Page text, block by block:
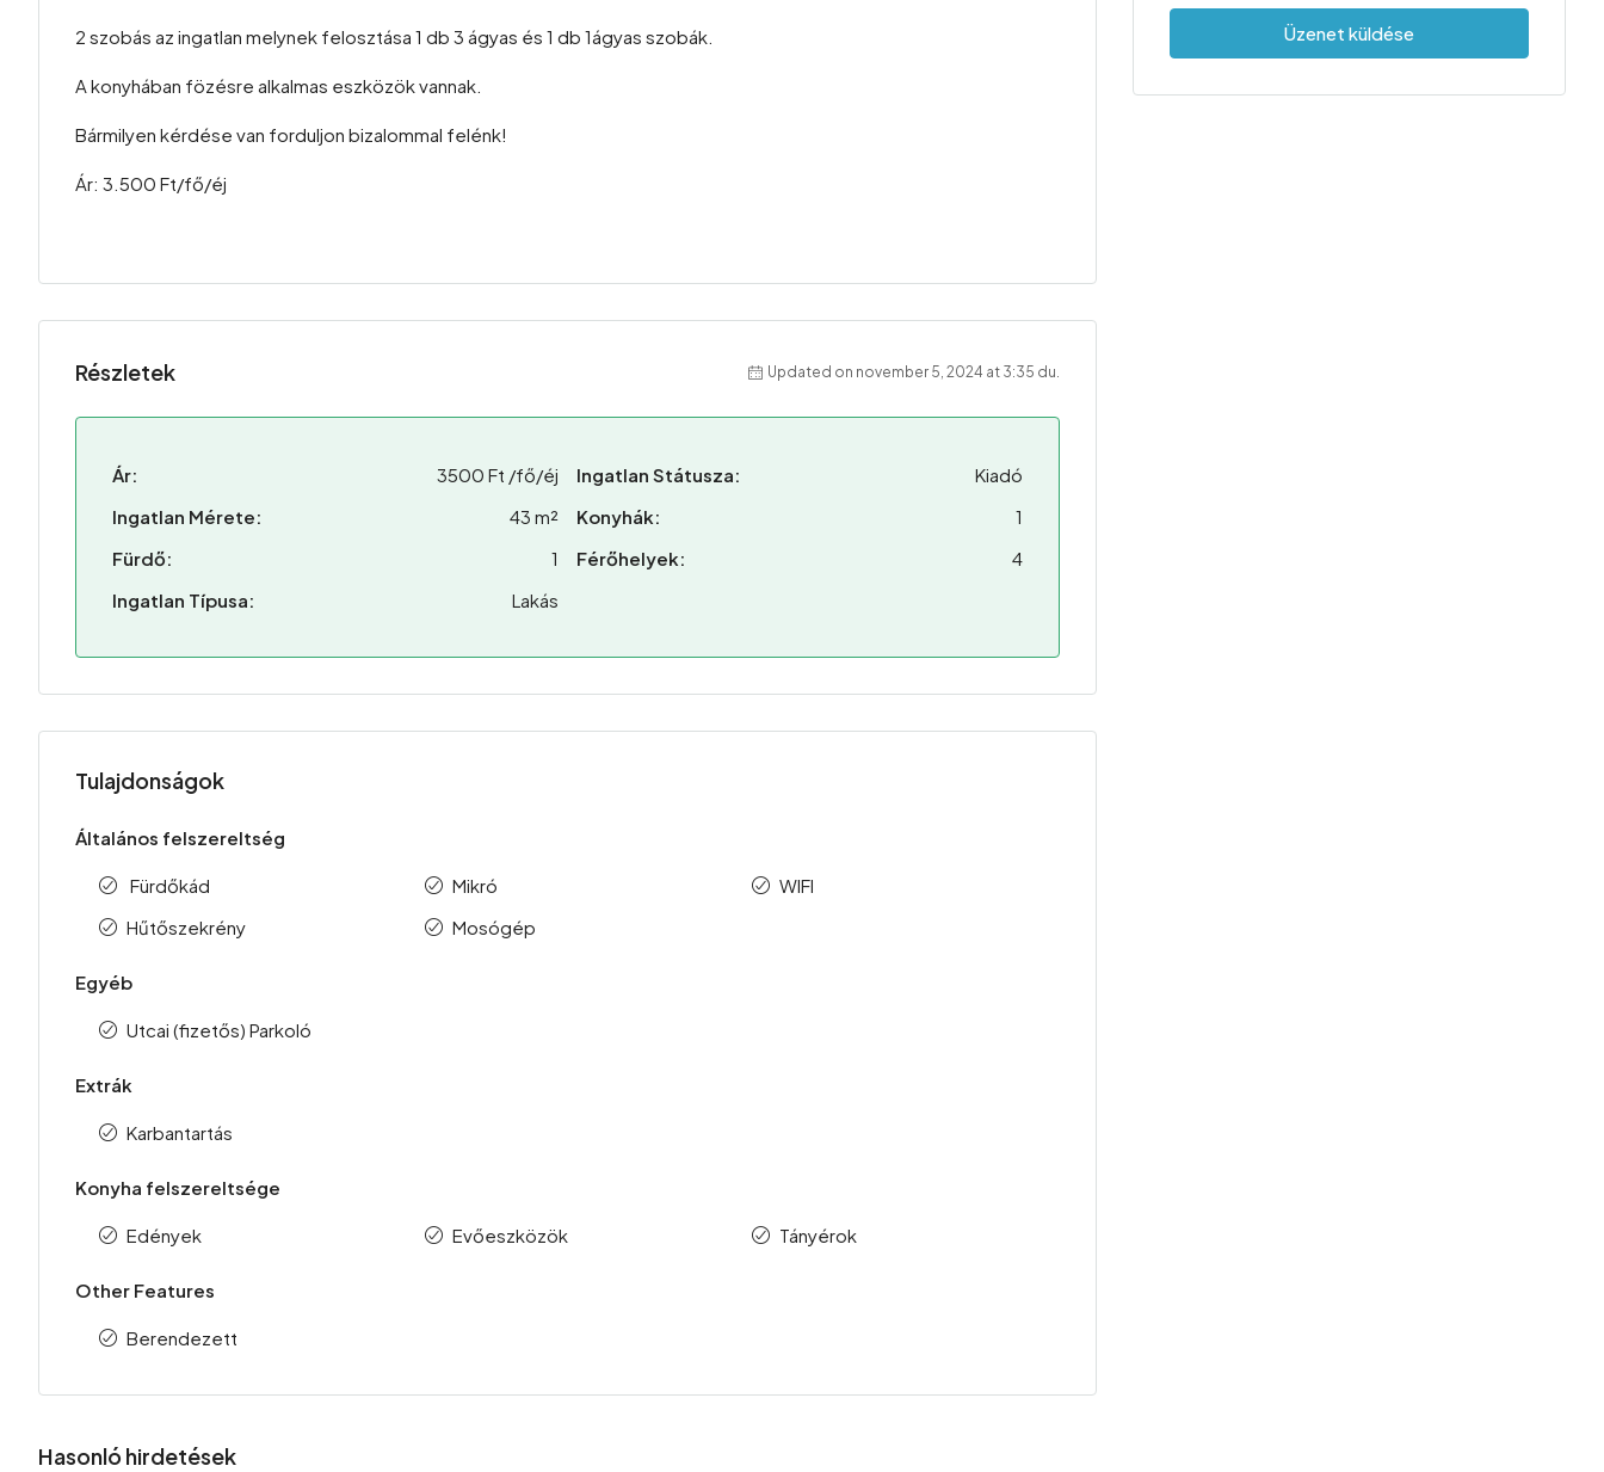
2 szobás az ingatlan melynek felosztása 1 db 3 ágyas és 1 db 1ágyas szobák.
A konyhában fözésre alkalmas eszközök vannak.
Bármilyen kérdése van forduljon bizalommal felénk!
Ár: 3.500 Ft/fő/éj
Részletek Updated on november 5, 2024 at 3:35 du.
Ár:
3500 Ft /fő/éj
Ingatlan Mérete:
43 m²
Fürdő:
1
Ingatlan Típusa:
Lakás
Ingatlan Státusza:
Kiadó
Konyhák:
1
Férőhelyek:
4
Tulajdonságok
Általános felszereltség
Fürdőkád
Hűtőszekrény
Mikró
Mosógép
WIFI
Egyéb
Utcai (fizetős) Parkoló
Extrák
Karbantartás
Konyha felszereltsége
Edények Evőeszközök Tányérok
Other Features
Berendezett
Hasonló hirdetések
Üzenet küldése